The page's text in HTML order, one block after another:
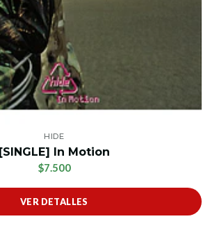
HIDE
[SINGLE] In Motion
$7.500
VER DETALLES